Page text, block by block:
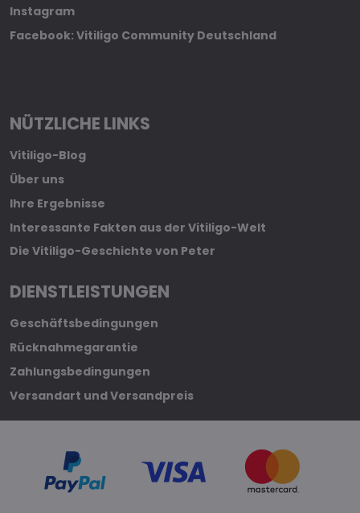
Instagram
Facebook: Vitiligo Community Deutschland
NÜTZLICHE LINKS
Vitiligo-Blog
Über uns
Ihre Ergebnisse
Interessante Fakten aus der Vitiligo-Welt
Die Vitiligo-Geschichte von Peter
DIENSTLEISTUNGEN
Geschäftsbedingungen
Rücknahmegarantie
Zahlungsbedingungen
Versandart und Versandpreis